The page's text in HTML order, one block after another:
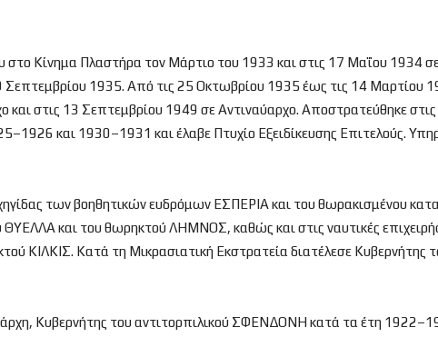
στο Κίνημα Πλαστήρα τον Μάρτιο του 1933 και στις 17 Μαΐου 1934
1935. Από τις 25 Οκτωβρίου 1935 έως τις 14 Μαρτίου
στις 13 Σεπτεμβρίου 1949 σε Αντιναύαρχο. Αποστρατεύθηκε
και 1930–1931 και έλαβε Πτυχίο Εξειδίκευσης Επιτελούς.
των βοηθητικών ευδρόμων ΕΣΠΕΡΙΑ και του θωρακισμένου
ΘΥΕΛΛΑ και του θωρηκτού ΛΗΜΝΟΣ, καθώς και στις ναυτικές
ΚΙΛΚΙΣ. Κατά τη Μικρασιατική Εκστρατεία διατέλεσε Κυβερνήτης
Κυβερνήτης του αντιτορπιλικού ΣΦΕΝΔΟΝΗ κατά τα έτη